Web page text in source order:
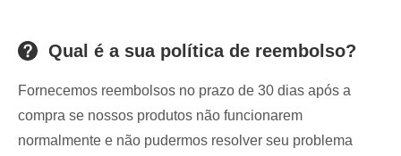
Qual é a sua política de reembolso?
Fornecemos reembolsos no prazo de 30 dias após a
compra se nossos produtos não funcionarem
normalmente e não pudermos resolver seu problema